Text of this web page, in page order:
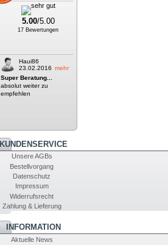
5.00/5.00
17 Bewertungen
Haui86
23.02.2016 mehr
Super Beratung...
absolut weiter zu
empfehlen
KUNDENSERVICE
Unsere AGBs
Bestellvorgang
Datenschutz
Impressum
Widerrufsrecht
Zahlung & Lieferung
INFORMATION
Aktuelle News